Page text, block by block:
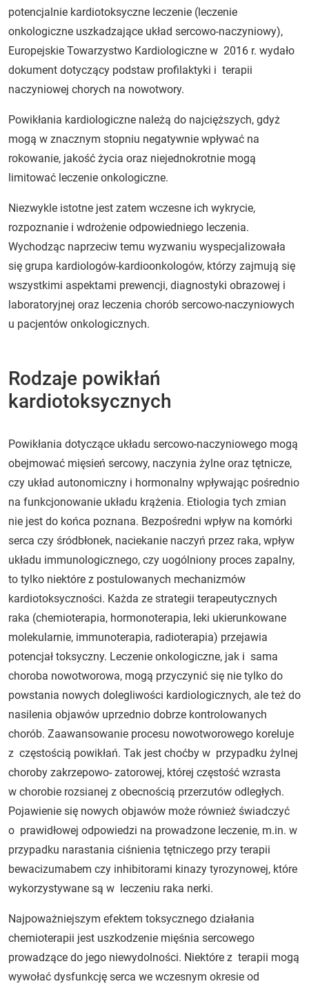
potencjalnie kardiotoksyczne leczenie (leczenie
onkologiczne uszkadzające układ sercowo-naczyniowy),
Europejskie Towarzystwo Kardiologiczne w 2016 r. wydało
dokument dotyczący podstaw profilaktyki i terapii
naczyniowej chorych na nowotwory.
Powikłania kardiologiczne należą do najcięższych, gdyż
mogą w znacznym stopniu negatywnie wpływać na
rokowanie, jakość życia oraz niejednokrotnie mogą
limitować leczenie onkologiczne.
Niezwykle istotne jest zatem wczesne ich wykrycie,
rozpoznanie i wdrożenie odpowiedniego leczenia.
Wychodząc naprzeciw temu wyzwaniu wyspecjalizowała
się grupa kardiologów-kardioonkologów, którzy zajmują się
wszystkimi aspektami prewencji, diagnostyki obrazowej i
laboratoryjnej oraz leczenia chorób sercowo-naczyniowych
u pacjentów onkologicznych.
Rodzaje powikłań
kardiotoksycznych
Powikłania dotyczące układu sercowo-naczyniowego mogą
obejmować mięsień sercowy, naczynia żylne oraz tętnicze,
czy układ autonomiczny i hormonalny wpływając pośrednio
na funkcjonowanie układu krążenia. Etiologia tych zmian
nie jest do końca poznana. Bezpośredni wpływ na komórki
serca czy śródbłonek, naciekanie naczyń przez raka, wpływ
układu immunologicznego, czy uogólniony proces zapalny,
to tylko niektóre z postulowanych mechanizmów
kardiotoksyczności. Każda ze strategii terapeutycznych
raka (chemioterapia, hormonoterapia, leki ukierunkowane
molekularnie, immunoterapia, radioterapia) przejawia
potencjał toksyczny. Leczenie onkologiczne, jak i sama
choroba nowotworowa, mogą przyczynić się nie tylko do
powstania nowych dolegliwości kardiologicznych, ale też do
nasilenia objawów uprzednio dobrze kontrolowanych
chorób. Zaawansowanie procesu nowotworowego koreluje
z częstością powikłań. Tak jest choćby w przypadku żylnej
choroby zakrzepowo- zatorowej, której częstość wzrasta
w chorobie rozsianej z obecnością przerzutów odległych.
Pojawienie się nowych objawów może również świadczyć
o prawidłowej odpowiedzi na prowadzone leczenie, m.in. w
przypadku narastania ciśnienia tętniczego przy terapii
bewacizumabem czy inhibitorami kinazy tyrozynowej, które
wykorzystywane są w leczeniu raka nerki.
Najpoważniejszym efektem toksycznego działania
chemioterapii jest uszkodzenie mięśnia sercowego
prowadzące do jego niewydolności. Niektóre z terapii mogą
wywołać dysfunkcję serca we wczesnym okresie od